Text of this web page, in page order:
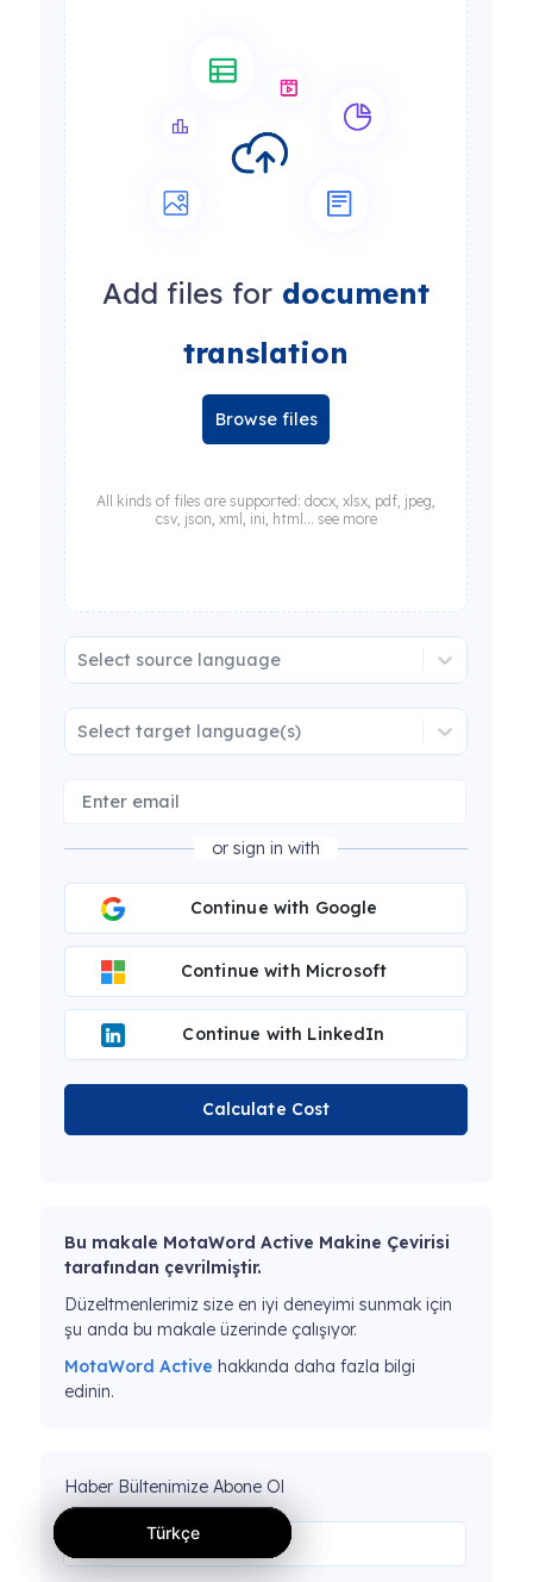
Add files for document
translation
Browse files
All kinds of files are supported: docx, xlsx, pdf, jpeg,
csv, json, xml, ini, html... see more
Select source language
Select target language(s)
or sign in with
Continue with Google
Continue with Microsoft
Continue with LinkedIn
Calculate Cost
Bu makale MotaWord Active Makine Çevirisi
tarafından çevrilmiştir.
Düzeltmenlerimiz size en iyi deneyimi sunmak için
şu anda bu makale üzerinde çalışıyor.
MotaWord Active hakkında daha fazla bilgi
edinin.
Haber Bültenimize Abone Ol
Türkçe
Türkçe
Türkçe